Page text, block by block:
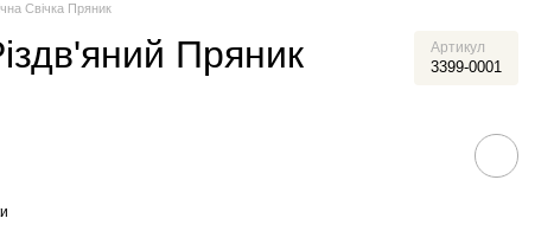
Свічка Пряник
Пряник Артикул
3399-0001